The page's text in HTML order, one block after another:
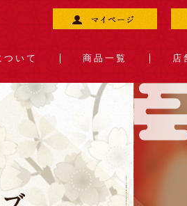
いて 商品一覧 店